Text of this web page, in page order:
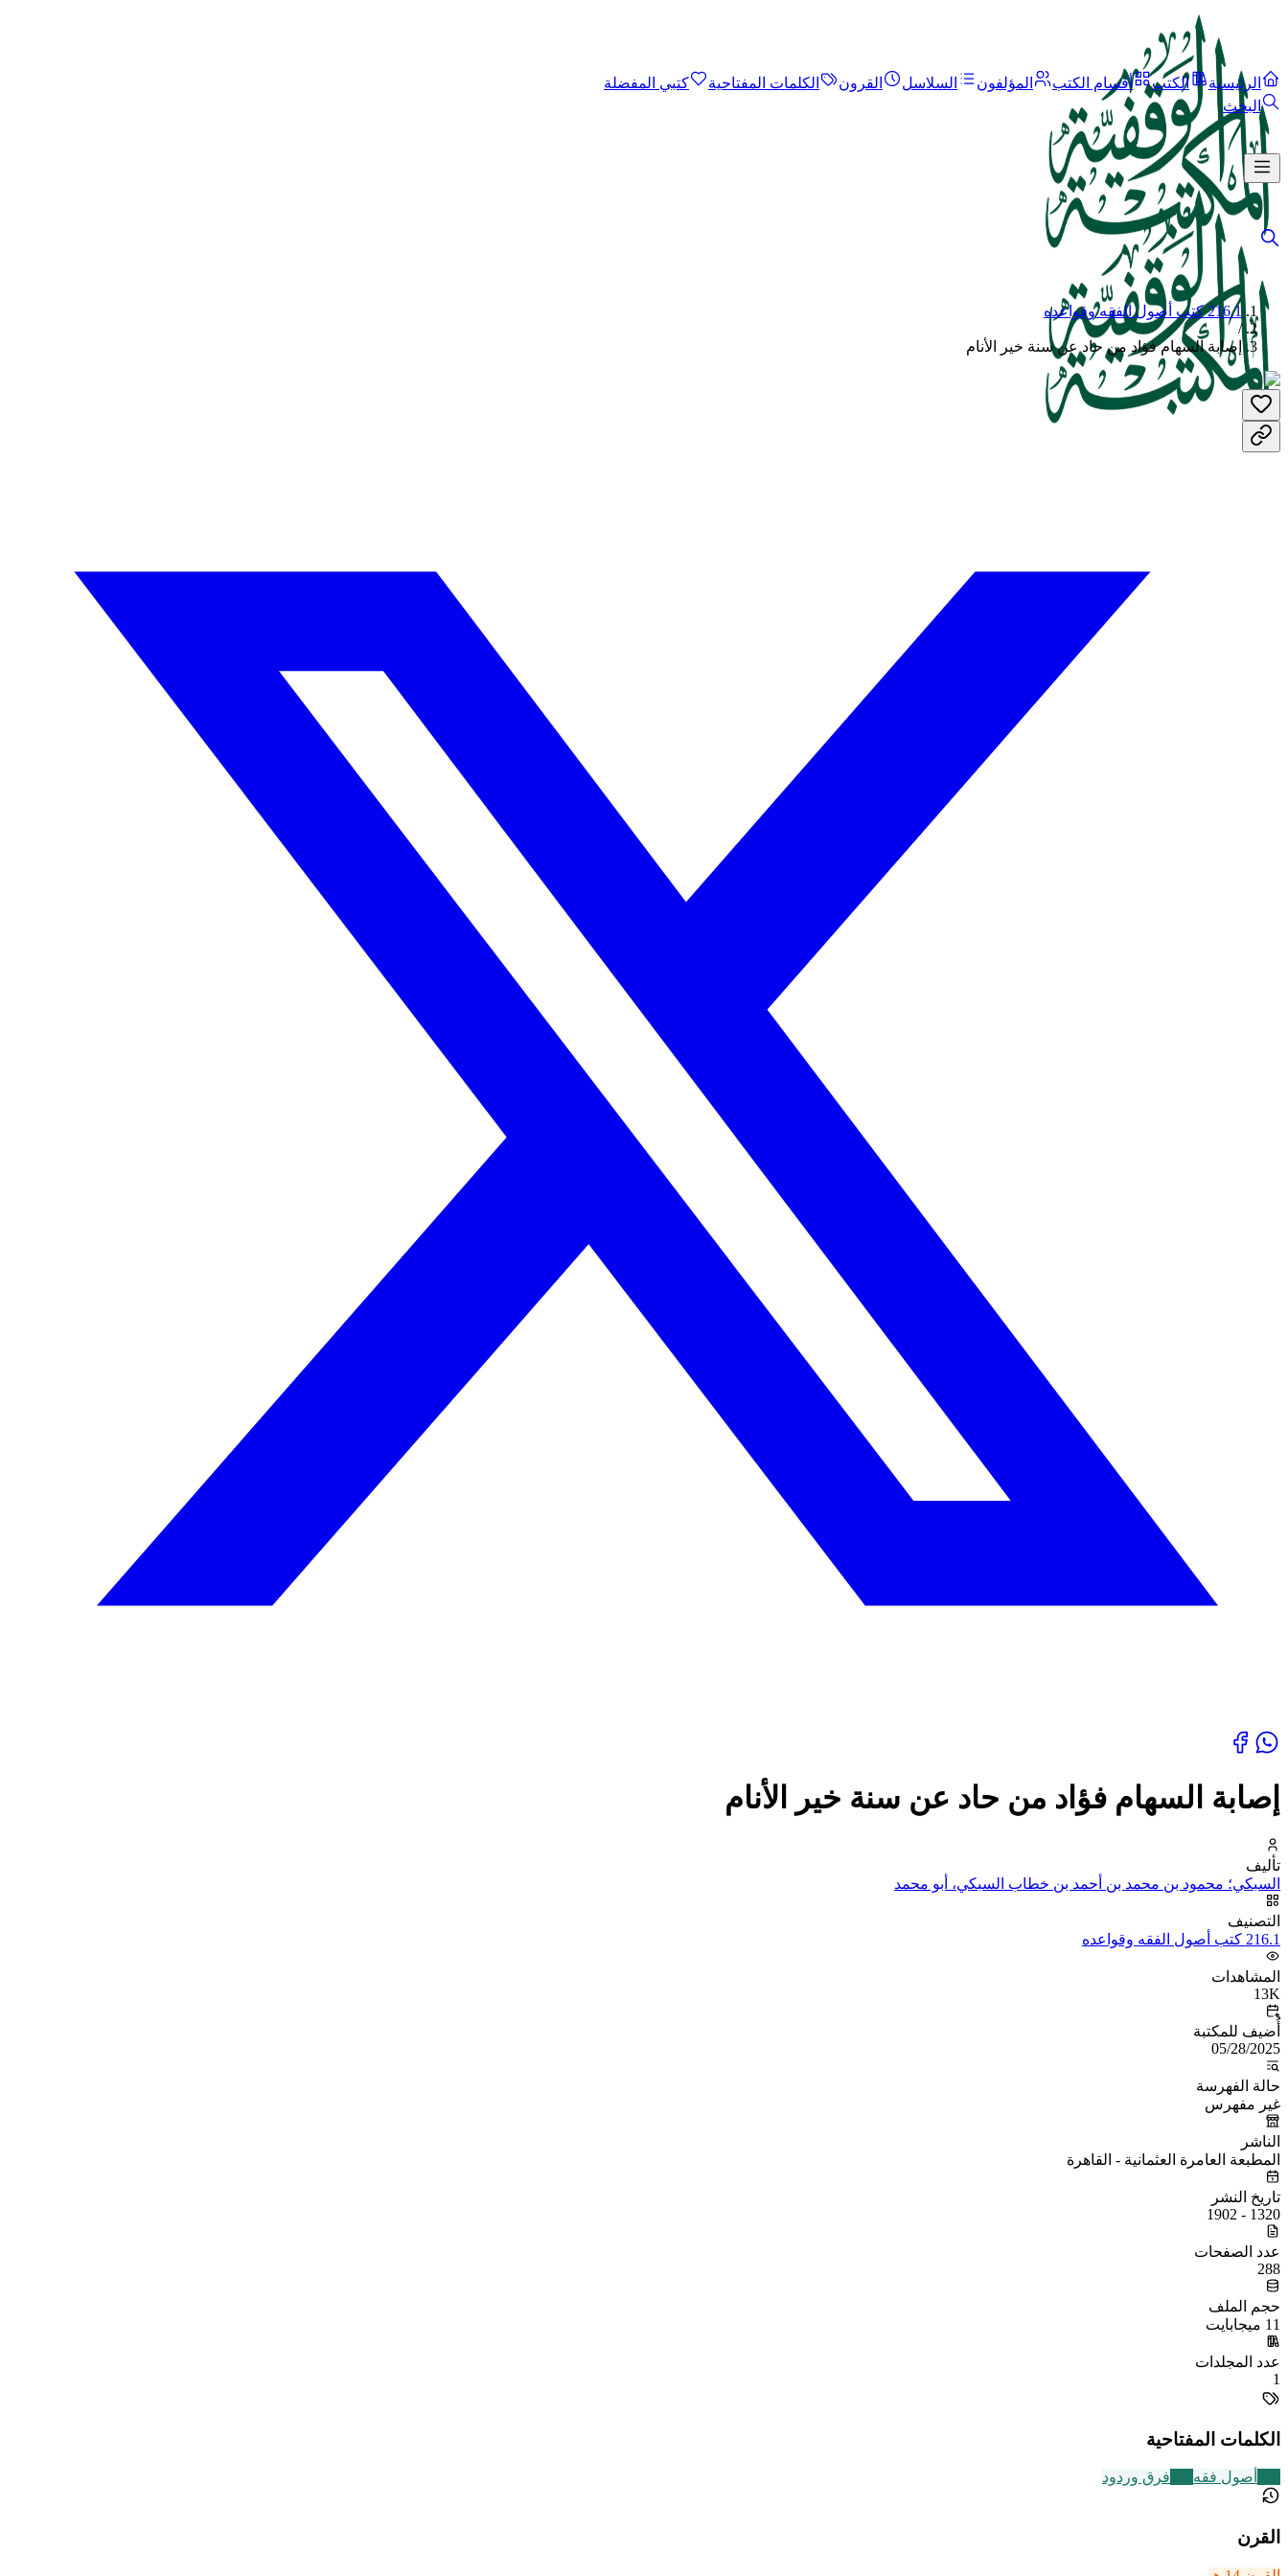
الرئيسية الكتب أقسام الكتب المؤلفون السلاسل القرون الكلمات المفتاحية
كتبي المفضلة
البحث
216.1 كتب أصول الفقه وقواعده
/
إصابة السهام فؤاد من حاد عن سنة خير الأنام
إصابة السهام فؤاد من حاد عن سنة خير الأنام
تأليف
السبكي؛ محمود بن محمد بن أحمد بن خطاب السبكي، أبو محمد
التصنيف
216.1 كتب أصول الفقه وقواعده
المشاهدات
13K
أُضيف للمكتبة
05/28/2025
حالة الفهرسة
غير مفهرس
الناشر
المطبعة العامرة العثمانية - القاهرة
تاريخ النشر
1320 - 1902
عدد الصفحات
288
حجم الملف
11 ميجابايت
عدد المجلدات
1
الكلمات المفتاحية
أصول فقه فرق وردود
القرن